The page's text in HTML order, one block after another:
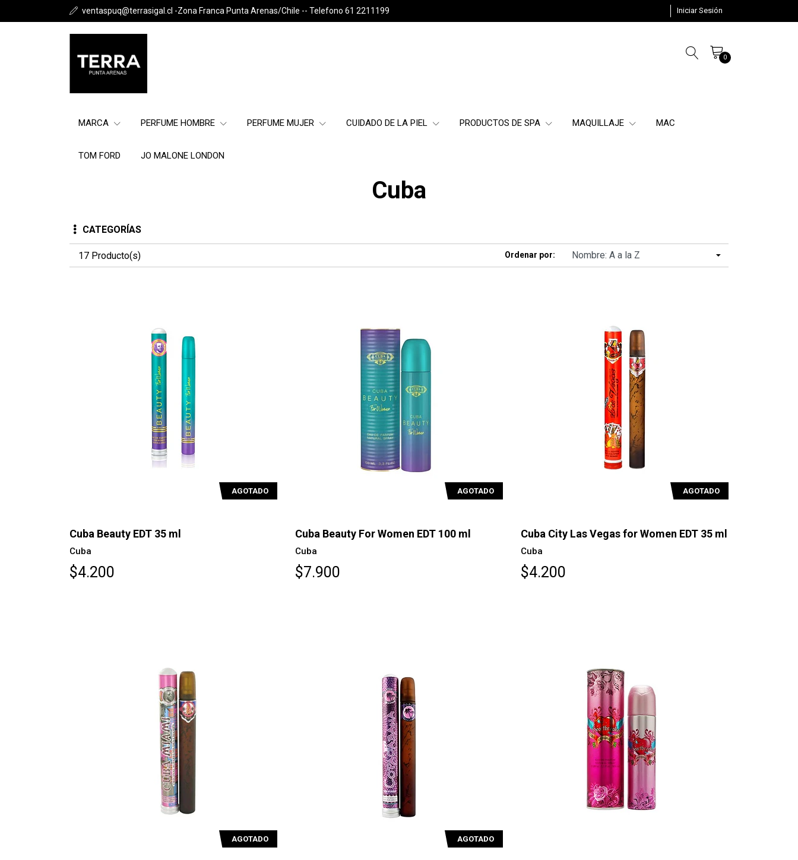
ventaspuq@terrasigal.cl -Zona Franca Punta Arenas/Chile -- Telefono 61 2211199 Iniciar Sesión
0
MARCA PERFUME HOMBRE PERFUME MUJER CUIDADO DE LA PIEL PRODUCTOS DE SPA MAQUILLAJE MAC
TOM FORD JO MALONE LONDON
Cuba
CATEGORÍAS
17 Producto(s) Ordenar por:
AGOTADO
Cuba Beauty EDT 35 ml
Cuba
$4.200
AGOTADO
Cuba Beauty For Women EDT 100 ml
Cuba
$7.900
AGOTADO
Cuba City Las Vegas for Women EDT 35 ml
Cuba
$4.200
AGOTADO AGOTADO